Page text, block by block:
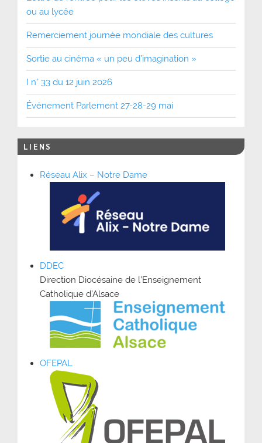
ou au lycée
Remerciement journée mondiale des cultures
Sortie au cinéma « un peu d’imagination »
I n° 33 du 12 juin 2026
Événement Parlement 27-28-29 mai
LIENS
Réseau Alix – Notre Dame
DDEC
Direction Diocésaine de l’Enseignement
Catholique d’Alsace
OFEPAL